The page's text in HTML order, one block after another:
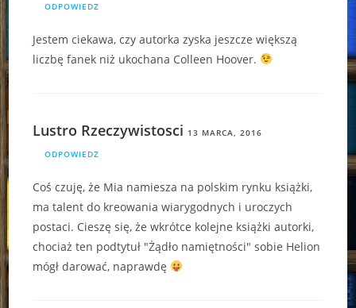
ODPOWIEDZ
Jestem ciekawa, czy autorka zyska jeszcze większą
liczbę fanek niż ukochana Colleen Hoover.
Lustro Rzeczywistosci 13 MARCA, 2016
ODPOWIEDZ
Coś czuję, że Mia namiesza na polskim rynku książki,
ma talent do kreowania wiarygodnych i uroczych
postaci. Cieszę się, że wkrótce kolejne książki autorki,
chociaż ten podtytuł "Żądło namiętności" sobie Helion
mógł darować, naprawdę